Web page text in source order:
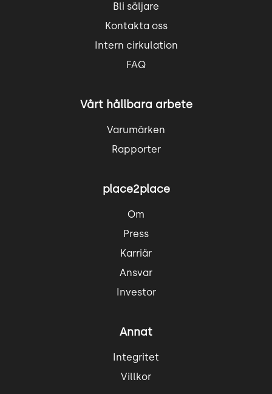
Bli säljare
Kontakta oss
Intern cirkulation
FAQ
Vårt hållbara arbete
Varumärken
Rapporter
place2place
Om
Press
Karriär
Ansvar
Investor
Annat
Integritet
Villkor